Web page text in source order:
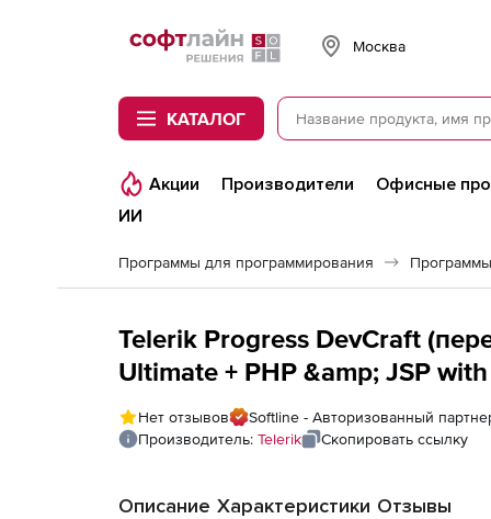
Softline
Москва
КАТАЛОГ
Акции Производители Офисные
ИИ
Программы для программирования
Telerik Progress DevCraft
Ultimate + PHP &amp; JSP
from UI for WinForms
Нет отзывов
Softline - Авторизованный
Производитель: Telerik Скопировать ссылку
Описание Характеристики Отзывы